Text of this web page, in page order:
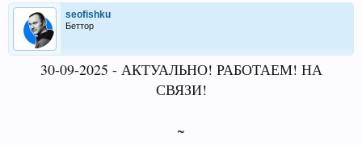
seofishku
Беттор
30-09-2025 - АКТУАЛЬНО! РАБОТАЕМ! НА
СВЯЗИ!
~